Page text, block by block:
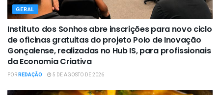
GERAL
Instituto dos Sonhos abre inscrições para novo ciclo
de oficinas gratuitas do projeto Polo de Inovação
Gonçalense, realizadas no Hub IS, para profissionais
da Economia Criativa
PORREDAÇÃO 5 DE AGOSTO DE 2026